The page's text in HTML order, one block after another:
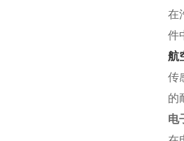
在
件
航
传
的
电